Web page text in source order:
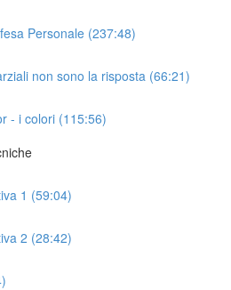
Personale (237:48)
non sono la risposta (66:21)
- i colori (115:56)
1 (59:04)
2 (28:42)